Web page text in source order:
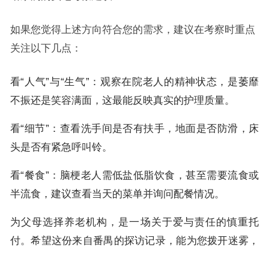
如果您觉得上述方向符合您的需求，建议在考察时重点
关注以下几点：
看“人气”与“生气”：观察在院老人的精神状态，是萎靡
不振还是笑容满面，这最能反映真实的护理质量。
看“细节”：查看洗手间是否有扶手，地面是否防滑，床
头是否有紧急呼叫铃。
看“餐食”：脑梗老人需低盐低脂饮食，甚至需要流食或
半流食，建议查看当天的菜单并询问配餐情况。
为父母选择养老机构，是一场关于爱与责任的慎重托
付。希望这份来自番禺的探访记录，能为您拨开迷雾，